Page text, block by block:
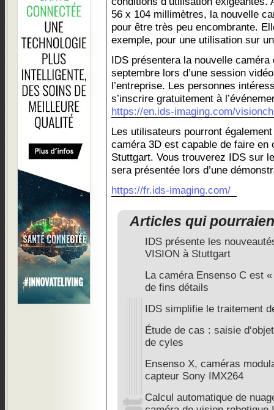
56 x 104 millimètres, la nouvelle
pour être très peu encombrante.
exemple, pour une utilisation sur
IDS présentera la nouvelle
septembre lors d’une session
l’entreprise. Les personnes
s’inscrire gratuitement à
https://en.ids-imaging.com/
Les utilisateurs pourront
caméra 3D est capable de faire en
Stuttgart. Vous trouverez IDS sur
sera présentée lors d’une
https://fr.ids-imaging.com/
Articles qui
IDS présente les
VISION à Stuttgart
La caméra Ensenso C est
de fins détails
IDS simplifie le traitement
Étude de cas : saisie
de cyles
Ensenso X, caméras
capteur Sony IMX264
Calcul automatique de